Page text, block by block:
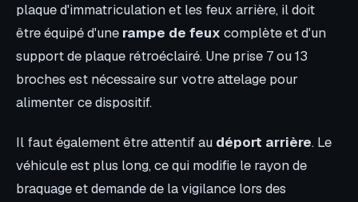
plaque d'immatriculation et les feux arrière, il doit
être équipé d'une rampe de feux complète et d'un
support de plaque rétroéclairé. Une prise 7 ou 13
broches est nécessaire sur votre attelage pour
alimenter ce dispositif.
Il faut également être attentif au déport arrière. Le
véhicule est plus long, ce qui modifie le rayon de
braquage et demande de la vigilance lors des